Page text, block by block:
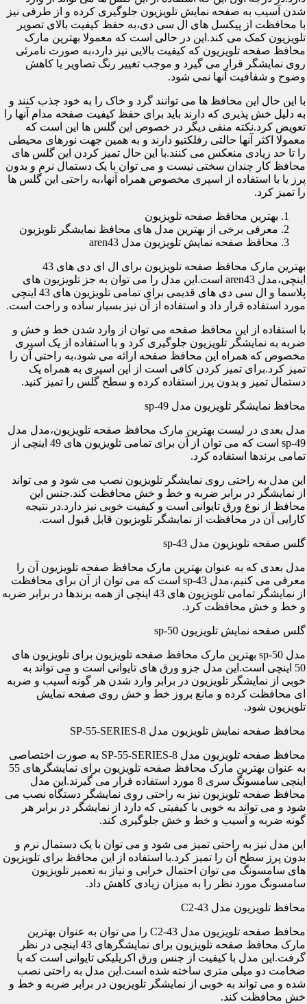
شدن آسیب به صفحه نمایش تلویزیون جلوگیری کرده و از طرفی نیز
با محافظت از پیکسل های ال سی دی،به حفظ کیفیت بالای تصویر
تلویزیون کمک می کند.این در حالی است که معمولا بهترین مارک
محافظ صفحه تلویزیون که کیفیت بالایی نیز دارد،به صورت نامرئی
روی نمایشگر قرار می گیرد و موجب تغییر رنگ تصاویر یا کاهش
وضوح و شفافیت آنها نمی شود.
با این حال این محافظ ها می توانند گرد و خاک را به خود جذب کنند و
به دلیل خش پذیری که دارند باید برای حفظ کیفیت صفحه مدام آنها را
تعویض کرد.نکته منفی دیگر در خصوص این گلس ها این است که
معمولا اکثر آنها حالتی رفلکتیو دارند و به همین جهت نورهای محیطی
را تا حد زیادی منعکس می کنند.با این حال تمیز کردن این گلس های
محافظ کار چندان سختی نیست و می توان با یک دستمال نرم و بدون
پرز یا با استفاده از اسپری مخصوص همراه آنها،به راحتی این گلس ها
را تمیز کرد.
بهترین محافظ صفحه تلویزیون
معرفی برخی از بهترین مدل های محافظ نمایشگر تلویزیون
محافظ صفحه نمایش تلویزیون مدل aren43
بهترین مارک محافظ صفحه تلویزیون برای ال ای دی های 43
اینچی،مدل aren43 است.این مدل را می توان به جز تلویزیون های
پلاسما و ال سی دی های قدیمی برای تمامی تلویزیون های 43 اینچی
مورد استفاده قرار داد و استفاده از آن نیز بسیار ساده و راحت است.
با استفاده از این محافظ صفحه می توان از وارد شدن خط و خش و
ضربه به نمایشگر تلویزیون جلوگیری کرد و با استفاده از یک اسپری
مخصوص که همراه این محافظ صفحه ارائه می شود،به راحتی آن را
تمیز کرد.برای تمیز کردن کافی است از این اسپری به همراه یک
دستمال تمیز و بدون پرز استفاده کرده و سطح گلس را تمیز کنید.
محافظ نمایشگر تلویزیون مدل sp-49
مدل بعدی در لیست بهترین مارک محافظ صفحه تلویزیون،مدل مدل
sp-49 است که می توان از آن برای تمامی تلویزیون های 49 اینچی از
تمامی برندها استفاده کرد.
این مدل به راحتی روی نمایشگر تلویزیون نصب می شود و می تواند
از نمایشگر در برابر ضربه و خط و خش محافظت کند.جنس این
محافظ از نوع ورق تایوانی است و کیفیت خوبی نیز دارد.در نتیجه
کارایی آن در محافظت از نمایشگر تلویزیون قابل قبول است.
گلس صفحه تلویزیون مدل sp-43
مدل بعدی که به عنوان بهترین مارک محافظ صفحه تلویزیون آن را
معرفی می کنیم،مدل sp-43 است که می توان از آن برای محافظت
از نمایشگر تمامی تلویزیون های 43 اینچی از همه برندها در برابر ضربه
و خط و خش محافظت کرد.
گلس صفحه نمایش تلویزیون sp-50
مدل sp-50 بهترین مارک محافظ صفحه تلویزیون برای تلویزیون های
50 اینچی است.این مدل جزو ورق های تایوانی است و می تواند به
خوبی از نمایشگر تلویزیون در برابر وارد شدن هر گونه آسیب و ضربه
ای محافظت کرده و مانع بروز خط و خش روی صفحه نمایش
تلویزیون شود.
محافظ صفحه نمایش تلویزیون مدل SP-55-SERIES-8
محافظ صفحه تلویزیون مدل SP-55-SERIES-8 به صورت اختصاصی
به عنوان بهترین مارک محافظ صفحه تلویزیون برای نمایشگرهای 55
اینچی سامسونگ سری 8 مورد استفاده قرار می گیرند.این مدل
محافظ صفحه تلویزیون نیز به راحتی روی نمایشگر دستگاه نصب می
شود و می تواند به خوبی با کیفیتی که دارد از نمایشگر در برابر هر
گونه ضربه و آسیب و خط و خش جلوگیری کند.
این مدل نیز به راحتی تمیز می شود و می توان با یک دستمال نرم و
بدون پرز سطح آن را تمیز کرد.با استفاده از این محافظ برای تلویزیون
های سامسونگ می توان احتمال خرابی و نیاز به تعمیر تلویزیون
سامسونگ مورد نظر را به میزان زیادی کاهش داد.
محافظ تلویزیون مدل C2-43
محافظ صفحه تلویزیون مدل C2-43 را می توان به عنوان بهترین
مارک محافظ صفحه تلویزیون برای نمایشگرهای 43 اینچی در نظر
گرفت.این مدل با کیفیت از جنس ورق اکریلیکی تایوانی است که با
ضخامت دو میلی متری ساخته شده است.این مدل به راحتی نصب
شده و می تواند به خوبی از نمایشگر تلویزیون در برابر ضربه و خط و
خش محافظت کند.